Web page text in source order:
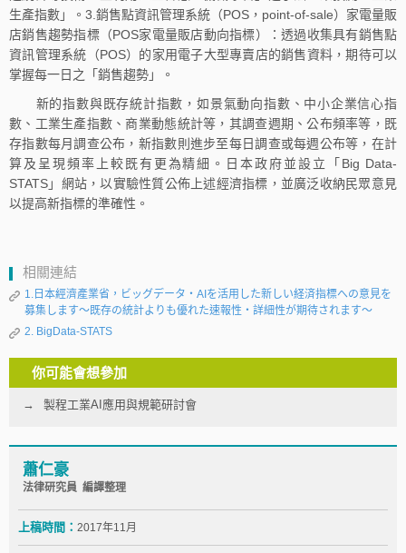
生產指數」。3.銷售點資訊管理系統（POS，point-of-sale）家電量販
店銷售趨勢指標（POS家電量販店動向指標）：透過收集具有銷售點
資訊管理系統（POS）的家用電子大型專賣店的銷售資料，期待可以
掌握每一日之「銷售趨勢」。
新的指數與既存統計指數，如景氣動向指數、中小企業信心指
數、工業生產指數、商業動態統計等，其調查週期、公布頻率等，既
存指數每月調查公布，新指數則進步至每日調查或每週公布等，在計
算及呈現頻率上較既有更為精細。日本政府並設立「Big Data-
STATS」網站，以實驗性質公佈上述經濟指標，並廣泛收納民眾意見
以提高新指標的準確性。
相關連結
1.日本經濟產業省，ビッグデータ・AIを活用した新しい経済指標への意見を
募集します～既存の統計よりも優れた速報性・詳細性が期待されます～
2. BigData-STATS
你可能會想參加
製程工業AI應用與規範研討會
蕭仁豪
法律研究員 編譯整理
上稿時間： 2017年11月